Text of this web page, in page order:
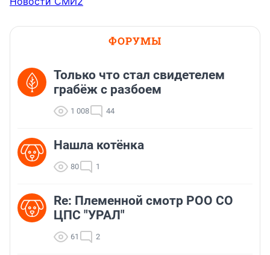
ФОРУМЫ
Только что стал свидетелем
грабёж с разбоем
1 008 44
Нашла котёнка
80 1
Re: Племеннoй смoтр РOO CO
ЦПС "УРАЛ"
61 2